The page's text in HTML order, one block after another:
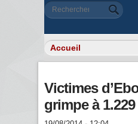
Formulaire
Rechercher
Victimes
grimpe à